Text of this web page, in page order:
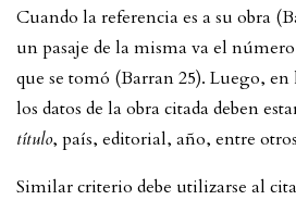
Cuando la referencia es a su obra
un pasaje de la misma va el
que se tomó (Barran 25). Luego,
los datos de la obra citada deben
título, país, editorial, año, entre
Similar criterio debe utilizarse al